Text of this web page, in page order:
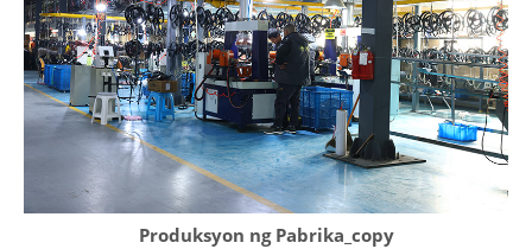
Produksyon ng Pabrika_copy